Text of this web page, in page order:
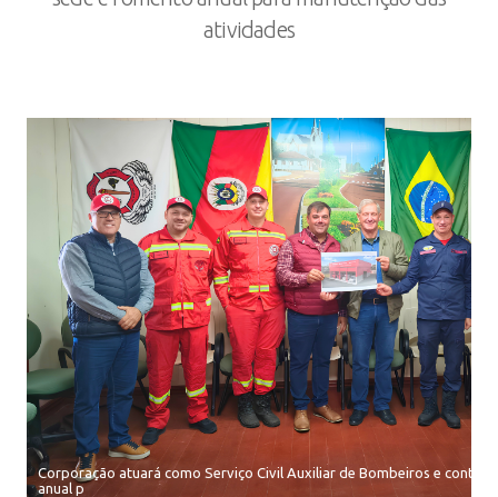
atividades
Corporação atuará como Serviço Civil Auxiliar de Bombeiros e
anual p